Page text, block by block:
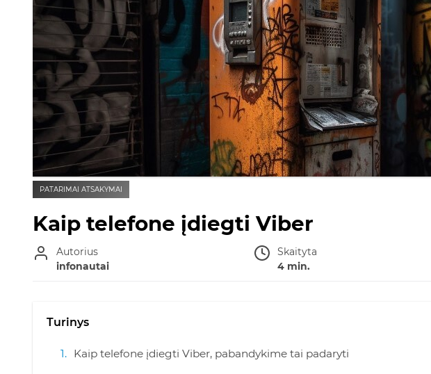
PATARIMAI ATSAKYMAI
Kaip telefone įdiegti Viber
Autorius
infonautai
Skaityta
4 min.
Turinys
Kaip telefone įdiegti Viber, pabandykime tai padaryti